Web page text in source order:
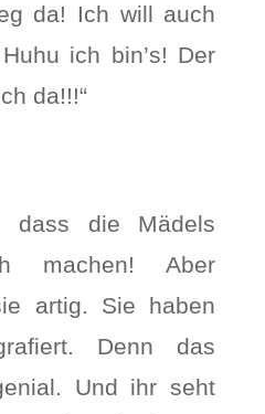
da! Ich will auch
ich bin’s! Der
da!!!“
dass die Mädels
machen! Aber
artig. Sie haben
Denn das
Und ihr seht